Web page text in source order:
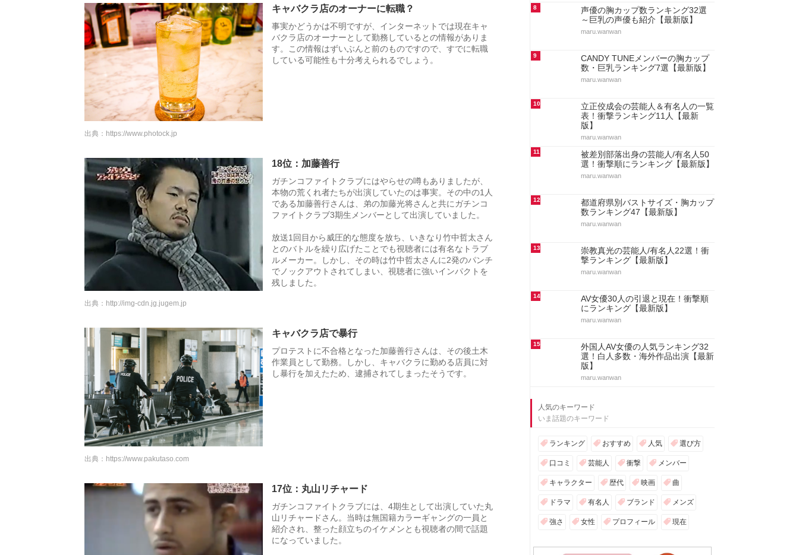
キャバクラ店のオーナーに転職？
事実かどうかは不明ですが、インターネットでは現在キャ
バクラ店のオーナーとして勤務しているとの情報がありま
す。この情報はずいぶんと前のものですので、すでに転職
している可能性も十分考えられるでしょう。
出典： https://www.photock.jp
18位：加藤善行
ガチンコファイトクラブにはやらせの噂もありましたが、
本物の荒くれ者たちが出演していたのは事実。その中の1人
である加藤善行さんは、弟の加藤光将さんと共にガチンコ
ファイトクラブ3期生メンバーとして出演していました。
放送1回目から威圧的な態度を放ち、いきなり竹中哲太さん
とのバトルを繰り広げたことでも視聴者には有名なトラブ
ルメーカー。しかし、その時は竹中哲太さんに2発のパンチ
でノックアウトされてしまい、視聴者に強いインパクトを
残しました。
出典： http://img-cdn.jg.jugem.jp
キャバクラ店で暴行
プロテストに不合格となった加藤善行さんは、その後土木
作業員として勤務。しかし、キャバクラに勤める店員に対
し暴行を加えたため、逮捕されてしまったそうです。
出典： https://www.pakutaso.com
17位：丸山リチャード
ガチンコファイトクラブには、4期生として出演していた丸
山リチャードさん。当時は無国籍カラーギャングの一員と
紹介され、整った顔立ちのイケメンとも視聴者の間で話題
になっていました。
8
声優の胸カップ数ランキング32選
～巨乳の声優も紹介【最新版】
maru.wanwan
9
CANDY TUNEメンバーの胸カップ
数・巨乳ランキング7選【最新版】
maru.wanwan
10
立正佼成会の芸能人＆有名人の一覧
表！衝撃ランキング11人【最新
版】
maru.wanwan
11
被差別部落出身の芸能人/有名人50
選！衝撃順にランキング【最新版】
maru.wanwan
12
都道府県別バストサイズ・胸カップ
数ランキング47【最新版】
maru.wanwan
13
崇教真光の芸能人/有名人22選！衝
撃ランキング【最新版】
maru.wanwan
14
AV女優30人の引退と現在！衝撃順
にランキング【最新版】
maru.wanwan
15
外国人AV女優の人気ランキング32
選！白人多数・海外作品出演【最新
版】
maru.wanwan
人気のキーワード
いま話題のキーワード
ランキング おすすめ 人気 選び方
口コミ 芸能人 衝撃 メンバー
キャラクター 歴代 映画 曲
ドラマ 有名人 ブランド メンズ
強さ 女性 プロフィール 現在